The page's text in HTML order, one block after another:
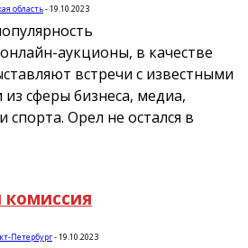
область-19.10.2023
аукционы, в качестве
встречи с известными
сферы бизнеса, медиа,
спорта. Орел не остался в
комиссия
Петербург-19.10.2023